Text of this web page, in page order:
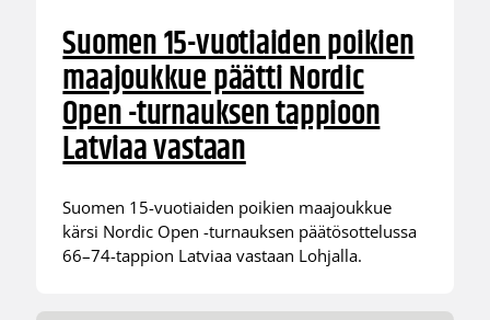
Suomen 15-vuotiaiden poikien
maajoukkue päätti Nordic
Open -turnauksen tappioon
Latviaa vastaan
Suomen 15-vuotiaiden poikien maajoukkue
kärsi Nordic Open -turnauksen päätösottelussa
66–74-tappion Latviaa vastaan Lohjalla.